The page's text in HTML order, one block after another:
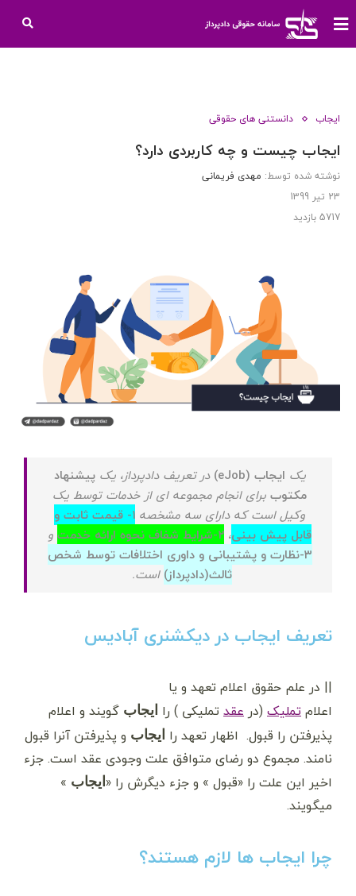
ایجاب دانستنی های حقوقی
ایجاب چیست و چه کاربردی دارد؟
نوشته شده توسط: مهدی فریمانی
23 تیر 1399
5717بازدید
یک ایجاب (eJob) در تعریف دادپرداز، یکپیشنهاد
مکتوببرای انجام مجموعه ای از خدمات توسط یک
وکیل است که دارای سه مشخصه ۱- قیمت ثابت و
قابل پیش بینی، ۲-شرایط شفاف نحوه ارائه خدمت
و
۳-نظارت
و پشتیبانی و داوری اختلافات توسط شخص
ثالث(دادپرداز)است.
تعریف ایجاب در دیکشنری آبادیس
|| در علم حقوق اعلام تعهد و یا
اعلامتملیک(در عقدتملیکی ) را ایجاب گویند و اعلام
پذیرفتن را قبول. اظهار تعهد را ایجاب و پذیرفتن آنرا قبول
نامند. مجموع دو رضای متوافق علت وجودی عقد است. جزء
اخیر این علت را «قبول » و جزء دیگرش را « ایجاب »
میگویند.
چرا ایجاب ها لازم هستند؟